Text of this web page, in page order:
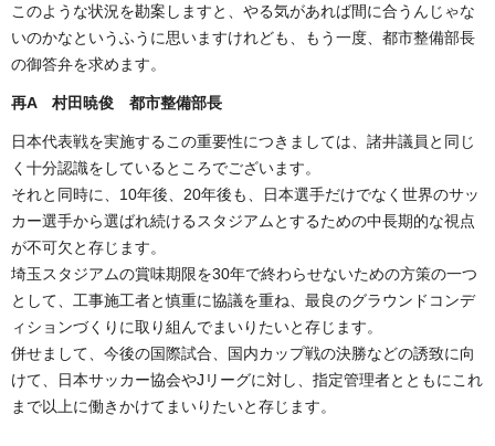
このような状況を勘案しますと、やる気があれば間に合うんじゃな
いのかなというふうに思いますけれども、もう一度、都市整備部長
の御答弁を求めます。
再A 村田暁俊 都市整備部長
日本代表戦を実施するこの重要性につきましては、諸井議員と同じ
く十分認識をしているところでございます。
それと同時に、10年後、20年後も、日本選手だけでなく世界のサッ
カー選手から選ばれ続けるスタジアムとするための中長期的な視点
が不可欠と存じます。
埼玉スタジアムの賞味期限を30年で終わらせないための方策の一つ
として、工事施工者と慎重に協議を重ね、最良のグラウンドコンデ
ィションづくりに取り組んでまいりたいと存じます。
併せまして、今後の国際試合、国内カップ戦の決勝などの誘致に向
けて、日本サッカー協会やJリーグに対し、指定管理者とともにこれ
まで以上に働きかけてまいりたいと存じます。